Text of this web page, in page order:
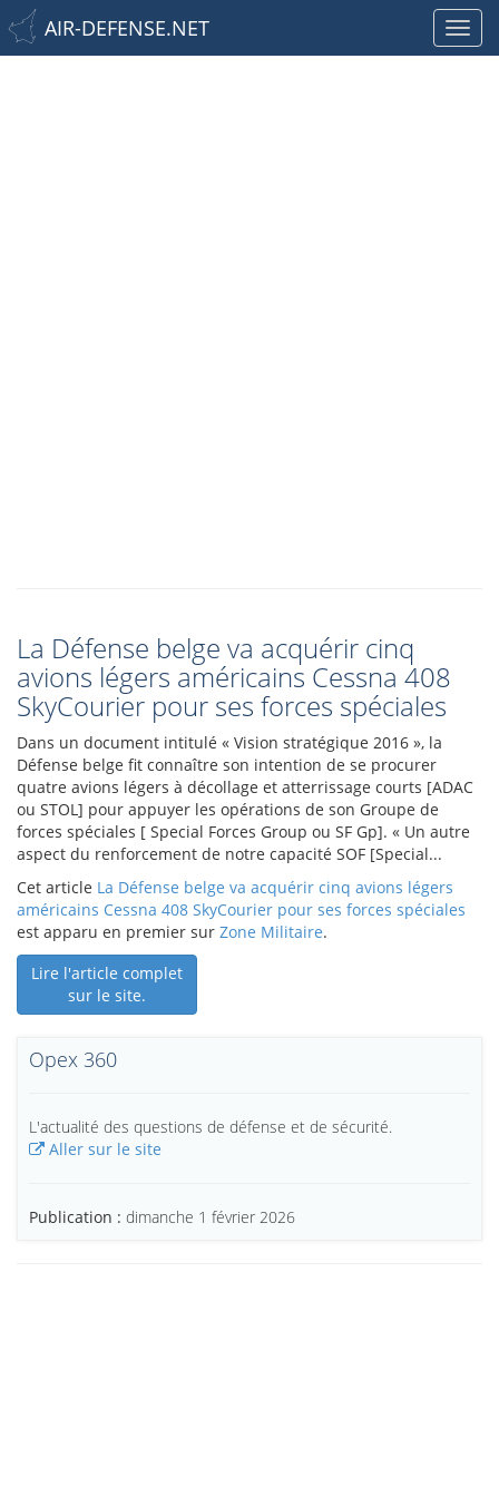
AIR-DEFENSE.NET
La Défense belge va acquérir cinq
avions légers américains Cessna 408
SkyCourier pour ses forces spéciales
Dans un document intitulé « Vision stratégique 2016 », la
Défense belge fit connaître son intention de se procurer
quatre avions légers à décollage et atterrissage courts [ADAC
ou STOL] pour appuyer les opérations de son Groupe de
forces spéciales [ Special Forces Group ou SF Gp]. « Un autre
aspect du renforcement de notre capacité SOF [Special...
Cet article La Défense belge va acquérir cinq avions légers
américains Cessna 408 SkyCourier pour ses forces spéciales
est apparu en premier sur Zone Militaire.
Lire l'article complet
sur le site.
Opex 360
L'actualité des questions de défense et de sécurité.
Aller sur le site
Publication : dimanche 1 février 2026